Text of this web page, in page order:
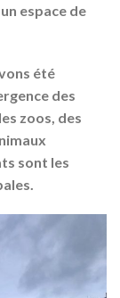
espace de
été
des
zoos, des
sont les